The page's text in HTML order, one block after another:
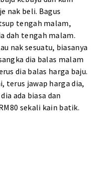
nak beli. Bagus
tengah malam,
dah tengah malam.
nak sesuatu, biasanya
dia balas malam
dia balas harga baju.
terus jawap harga dia,
ada biasa dan
sekali kain batik.